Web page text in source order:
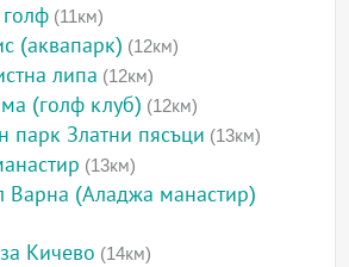
голф (11км)
(аквапарк) (12км)
липа (12км)
(голф клуб) (12км)
парк Златни пясъци (13км)
(13км)
Варна (Аладжа манастир)
Кичево (14км)